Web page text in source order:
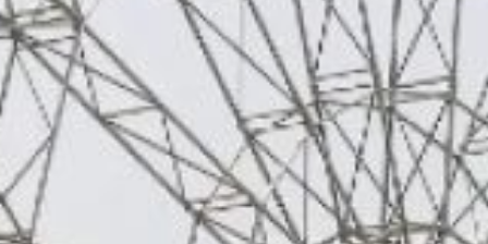
на магнитные бури
варьируется: некоторые
люди начинают испытывать
дискомфорт за 2 — 3 дня
до начала бурь, другие —
во время их проявления,
а третьи — спустя день-
два после окончания.
Уровень магнитных бурь
измеряется по шкале от 1
до 8 баллов, где 1